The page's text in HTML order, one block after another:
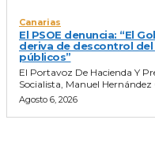
Canarias
El PSOE denuncia: “El
deriva de descontrol
públicos”
El Portavoz De Hacienda Y
Socialista, Manuel
Agosto 6, 2026